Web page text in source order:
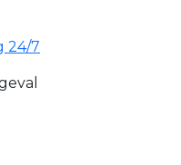
24/7